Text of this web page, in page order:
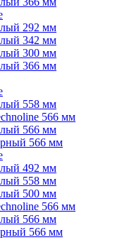
292 мм
342 мм
300 мм
366 мм
558 мм
566 мм
566 мм
566 мм
492 мм
558 мм
500 мм
566 мм
566 мм
566 мм